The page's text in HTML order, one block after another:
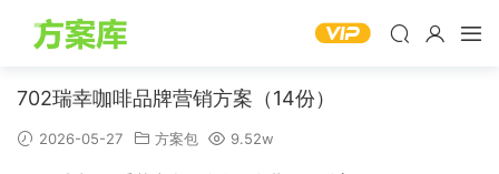
702瑞幸咖啡品牌营销方案（14份）
2026-05-27 方案包 9.52w